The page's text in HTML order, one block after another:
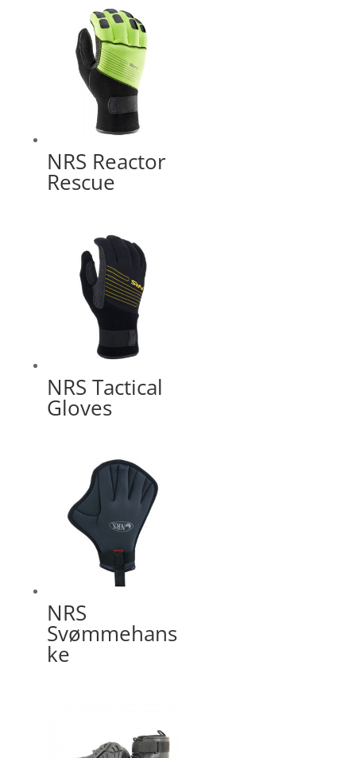
NRS Reactor
Rescue
NRS Tactical
Gloves
NRS
Svømmehans
ke